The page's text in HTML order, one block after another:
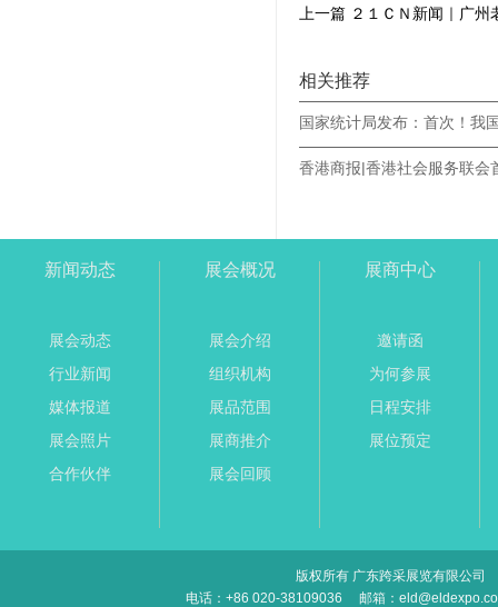
上一篇 ２１ＣＮ新闻｜广
相关推荐
新闻动态
展会动态
行业新闻
媒体报道
展会照片
合作伙伴
展会概况
展会介绍
组织机构
展品范围
展商推介
展会回顾
展商中心
邀请函
为何参展
日程安排
展位预定
版权所有 广东跨采展览有限公司
电话：+86 020-38109036
邮箱：